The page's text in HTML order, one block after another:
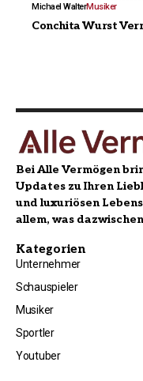
Michael WalterMusiker
Conchita Wurst
Bei Alle Vermögen
Updates zu Ihren
und luxuriösen
allem, was
Kategorien
Unternehmer
Schauspieler
Musiker
Sportler
Youtuber